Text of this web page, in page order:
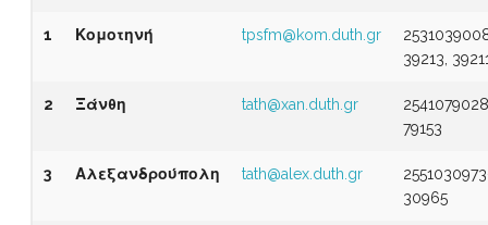
1 Κομοτηνή tpsfm@kom.duth.gr
39213,
2 Ξάνθη tath@xan.duth.gr
79153
3 Αλεξανδρούπολη tath@alex.duth.gr
30965